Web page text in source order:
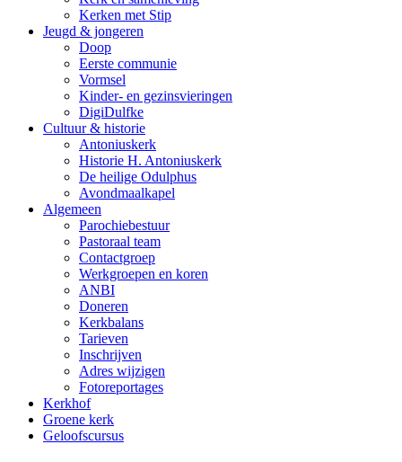
Kerken met Stip
Jeugd & jongeren
Doop
Eerste communie
Vormsel
Kinder- en gezinsvieringen
DigiDulfke
Cultuur & historie
Antoniuskerk
Historie H. Antoniuskerk
De heilige Odulphus
Avondmaalkapel
Algemeen
Parochiebestuur
Pastoraal team
Contactgroep
Werkgroepen en koren
ANBI
Doneren
Kerkbalans
Tarieven
Inschrijven
Adres wijzigen
Fotoreportages
Kerkhof
Groene kerk
Geloofscursus